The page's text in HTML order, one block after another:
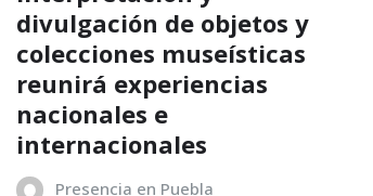
divulgación de objetos y
colecciones museísticas
reunirá experiencias
nacionales e
internacionales
Presencia en Puebla